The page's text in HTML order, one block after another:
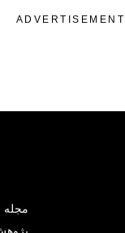
ADVERTISEMENT